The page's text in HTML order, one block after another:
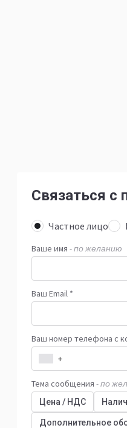
Связаться с
Частное лицо
Ваше имя - по желанию
Ваш Email *
Ваш номер телефона с
+
Тема сообщения - по
Цена / НДС
Дополнительное